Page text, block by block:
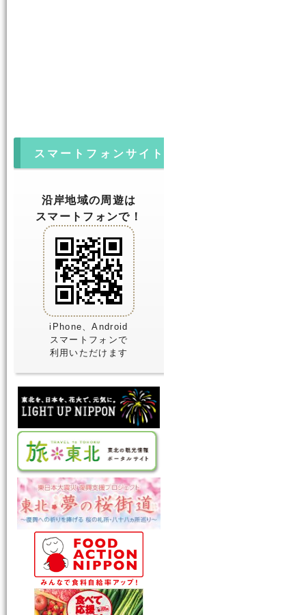
スマートフォンサイト
沿岸地域の周遊は
スマートフォンで！
iPhone、Android
スマートフォンで
利用いただけます